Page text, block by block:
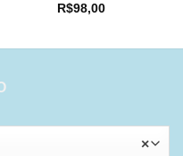
R$98,00
×